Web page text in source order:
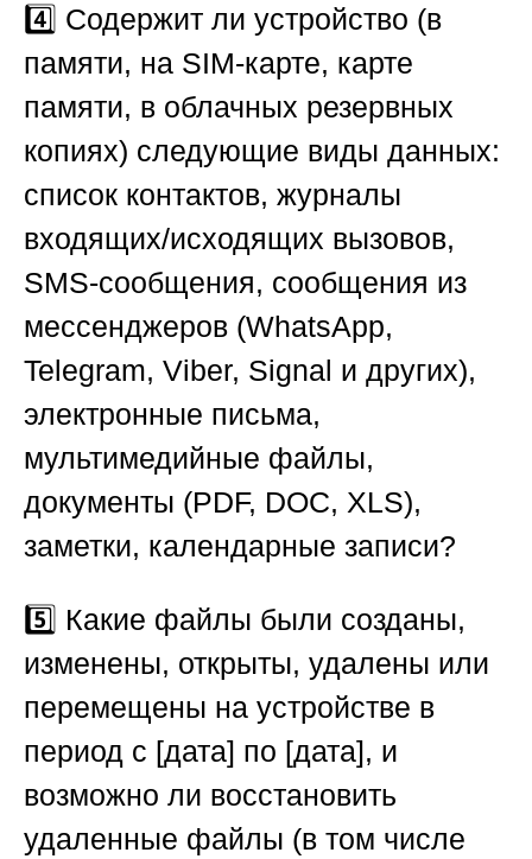
4️⃣ Содержит ли устройство (в
памяти, на SIM-карте, карте
памяти, в облачных резервных
копиях) следующие виды данных:
список контактов, журналы
входящих/исходящих вызовов,
SMS-сообщения, сообщения из
мессенджеров (WhatsApp,
Telegram, Viber, Signal и других),
электронные письма,
мультимедийные файлы,
документы (PDF, DOC, XLS),
заметки, календарные записи?
5️⃣ Какие файлы были созданы,
изменены, открыты, удалены или
перемещены на устройстве в
период с [дата] по [дата], и
возможно ли восстановить
удаленные файлы (в том числе